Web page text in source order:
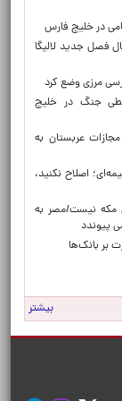
در خلیج فارس
فصل جدید لالیگا
مرزی وضع کرد
جنگ در خلیج
عربستان به
به ۸ شرکت بیمه‌ای؛ اصلاح نکنید،
مکه نیست/مصر به
پیوندد
بر بانک‌ها
بیشتر